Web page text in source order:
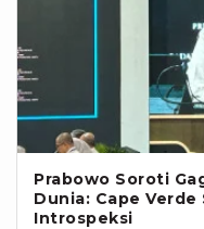
Prabowo Soroti
Dunia: Cape Verde
Introspeksi